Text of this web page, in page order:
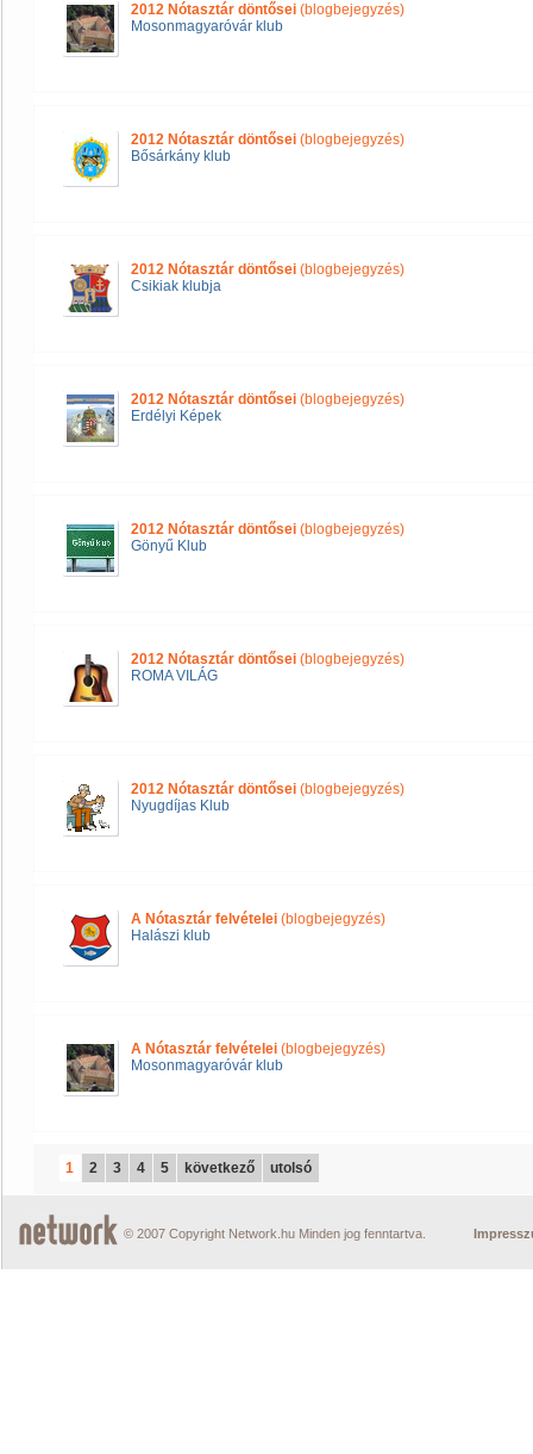
2012 Nótasztár döntősei (blogbejegyzés)
Mosonmagyaróvár klub
2012 Nótasztár döntősei (blogbejegyzés)
Bősárkány klub
2012 Nótasztár döntősei (blogbejegyzés)
Csikiak klubja
2012 Nótasztár döntősei (blogbejegyzés)
Erdélyi Képek
2012 Nótasztár döntősei (blogbejegyzés)
Gönyű Klub
2012 Nótasztár döntősei (blogbejegyzés)
ROMA VILÁG
2012 Nótasztár döntősei (blogbejegyzés)
Nyugdíjas Klub
A Nótasztár felvételei (blogbejegyzés)
Halászi klub
A Nótasztár felvételei (blogbejegyzés)
Mosonmagyaróvár klub
1 2 3 4 5 következő utolsó
© 2007 Copyright Network.hu Minden jog fenntartva.